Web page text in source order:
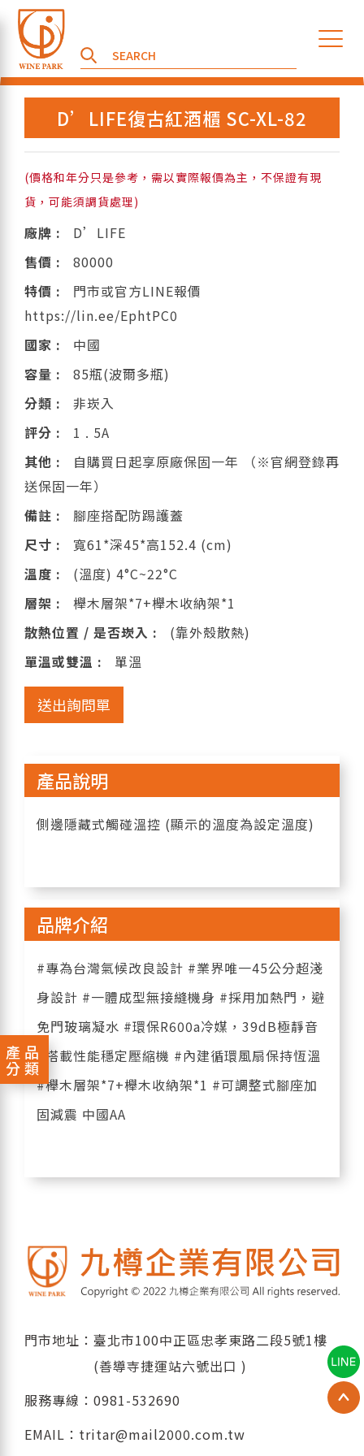
產品
分類
D’LIFE復古紅酒櫃 SC-XL-82
(價格和年分只是參考，需以實際報價為主，不保證有現
貨，可能須調貨處理)
廠牌 :
D’LIFE
售價 :
80000
特價 :
門市或官方LINE報價
https://lin.ee/EphtPC0
國家 :
中國
容量 :
85瓶(波爾多瓶)
分類 :
非崁入
評分 :
1 . 5A
其他 :
自購買日起享原廠保固一年 （※官網登錄再
送保固一年）
備註 :
腳座搭配防踢護蓋
尺寸 :
寬61*深45*高152.4 (cm)
溫度 :
(溫度) 4°C~22°C
層架 :
櫸木層架*7+櫸木收納架*1
散熱位置 / 是否崁入 :
(靠外殼散熱)
單溫或雙溫 :
單溫
送出詢問單
產品說明
側邊隱藏式觸碰溫控 (顯示的溫度為設定溫度)
品牌介紹
#專為台灣氣候改良設計 #業界唯一45公分超淺
身設計 #一體成型無接縫機身 #採用加熱門，避
免門玻璃凝水 #環保R600a冷媒，39dB極靜音
#搭載性能穩定壓縮機 #內建循環風扇保持恆溫
#櫸木層架*7+櫸木收納架*1 #可調整式腳座加
固減震 中國AA
門市地址：臺北市100中正區忠孝東路二段5號1樓
(善導寺捷運站六號出口 )
服務專線： 0981-532690
EMAIL： tritar@mail2000.com.tw